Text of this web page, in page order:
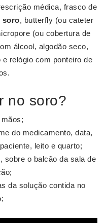
médica, frasco de
soro, butterfly (ou cateter
(ou cobertura de
álcool, algodão seco,
relógio com ponteiro de
no soro?
do medicamento, data,
leito e quarto;
sobre o balcão da sala de
da solução contida no